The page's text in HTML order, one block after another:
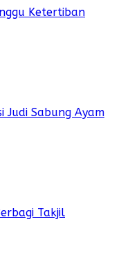
Ketertiban
Judi Sabung Ayam
Takjil